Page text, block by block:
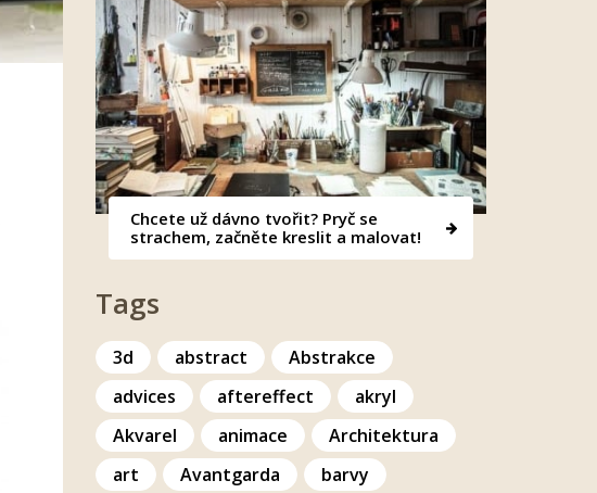
Chcete už dávno tvořit? Pryč se
strachem, začněte kreslit a malovat!
Tags
3d abstract
Abstrakce
advices
aftereffect
akryl
Akvarel
animace
Architektura
art
Avantgarda
barvy